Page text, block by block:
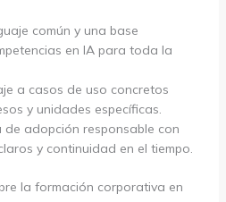
común y una base
en IA para toda la
a casos de uso concretos
y unidades específicas.
de adopción responsable con
y continuidad en el tiempo.
la formación corporativa en